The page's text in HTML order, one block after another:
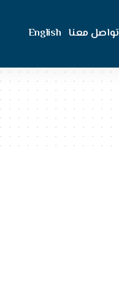
تواصل معنا English